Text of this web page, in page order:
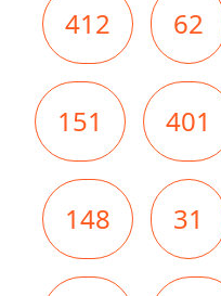
412 62
151 401
148 31